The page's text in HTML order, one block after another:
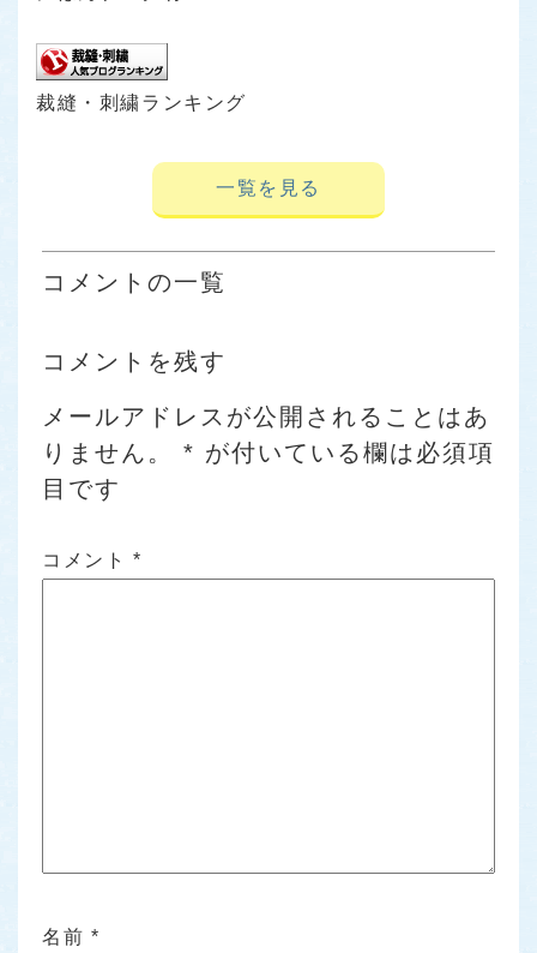
裁縫・刺繍ランキング
一覧を見る
コメントの一覧
コメントを残す
メールアドレスが公開されることはあ
りません。
* が付いている欄は必須項
目です
コメント *
名前 *